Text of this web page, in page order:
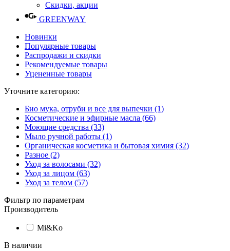
Скидки, акции
GREENWAY
Новинки
Популярные товары
Распродажи и скидки
Рекомендуемые товары
Уцененные товары
Уточните категорию:
Био мука, отруби и все для выпечки (1)
Косметические и эфирные масла (66)
Моющие средства (33)
Мыло ручной работы (1)
Органическая косметика и бытовая химия (32)
Разное (2)
Уход за волосами (32)
Уход за лицом (63)
Уход за телом (57)
Фильтр по параметрам
Производитель
Mi&Ko
В наличии